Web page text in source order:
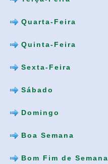
Quarta-Feira
Quinta-Feira
Sexta-Feira
Sábado
Domingo
Boa Semana
Bom Fim de Semana